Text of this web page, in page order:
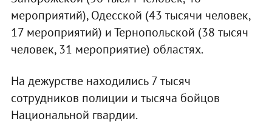
мероприятий), Одесской (43 тысячи человек,
17 мероприятий) и Тернопольской (38 тысяч
человек, 31 мероприятие) областях.
На дежурстве находились 7 тысяч
сотрудников полиции и тысяча бойцов
Национальной гвардии.